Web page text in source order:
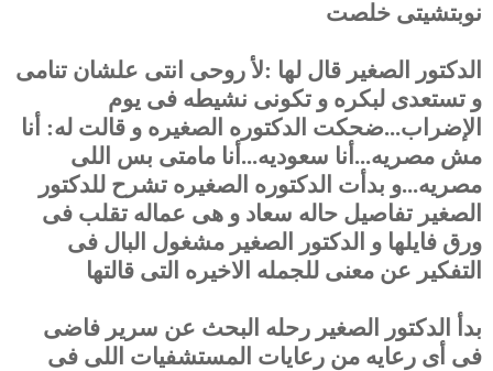
نوبتشيتى خلصت
الدكتور الصغير قال لها :لأ روحى انتى علشان تنامى
و تستعدى لبكره و تكونى نشيطه فى يوم
الإضراب...ضحكت الدكتوره الصغيره و قالت له: أنا
مش مصريه...أنا سعوديه...أنا مامتى بس اللى
مصريه...و بدأت الدكتوره الصغيره تشرح للدكتور
الصغير تفاصيل حاله سعاد و هى عماله تقلب فى
ورق فايلها و الدكتور الصغير مشغول البال فى
التفكير عن معنى للجمله الاخيره التى قالتها
بدأ الدكتور الصغير رحله البحث عن سرير فاضى
فى أى رعايه من رعايات المستشفيات اللى فى